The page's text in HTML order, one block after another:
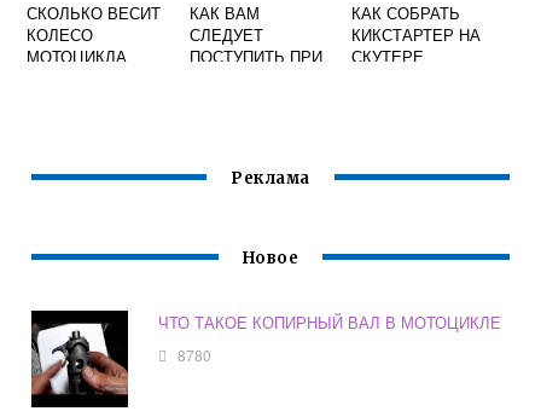
СКОЛЬКО ВЕСИТ
КОЛЕСО
МОТОЦИКЛА
КАК ВАМ
СЛЕДУЕТ
ПОСТУПИТЬ ПРИ
МОТОЦИКЛ
КАК СОБРАТЬ
КИКСТАРТЕР НА
СКУТЕРЕ
Реклама
Новое
ЧТО ТАКОЕ КОПИРНЫЙ ВАЛ В МОТОЦИКЛЕ
8780